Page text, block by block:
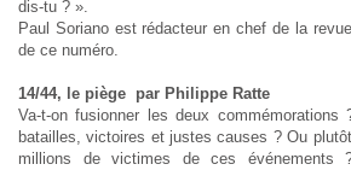
dis-tu ? ».
Paul Soriano est rédacteur en chef de la
de ce numéro.
14/44, le piège par Philippe Ratte
Va-t-on fusionner les deux commémorations
batailles, victoires et justes causes ? Ou
millions de victimes de ces événements